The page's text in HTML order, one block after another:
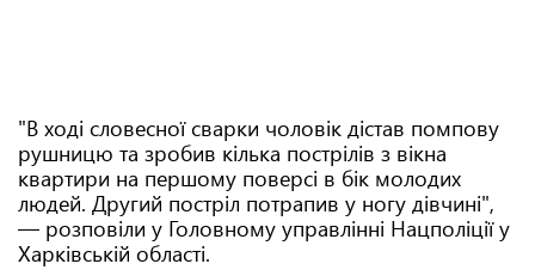
"В ході словесної сварки чоловік дістав помпову
рушницю та зробив кілька пострілів з вікна
квартири на першому поверсі в бік молодих
людей. Другий постріл потрапив у ногу дівчині",
— розповіли у Головному управлінні Нацполіції у
Харківській області.